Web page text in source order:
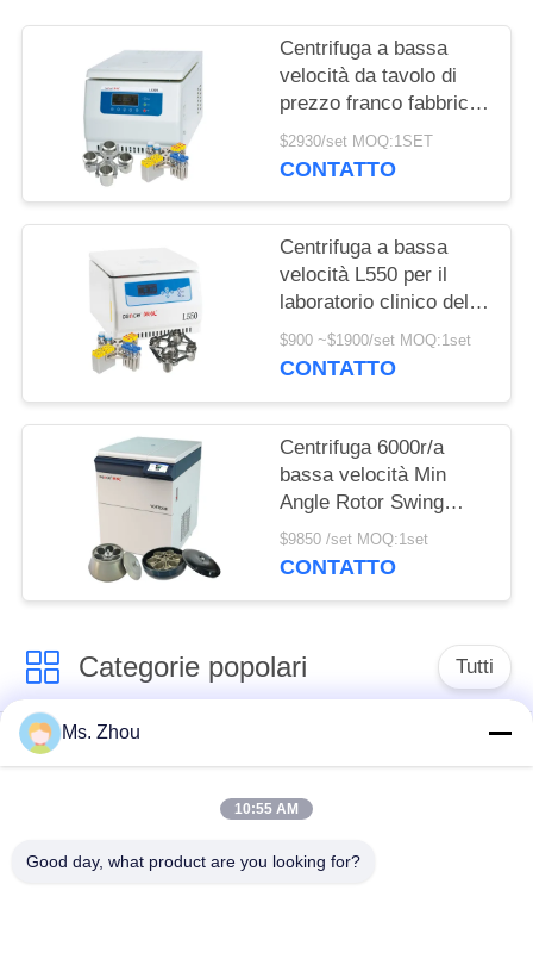
PRIVACY
POLICY
Centrifuga a bassa
velocità da tavolo di
prezzo franco fabbrica
certificata CE con
grande capacità
$2930/set MOQ:1SET
CONTATTO
Centrifuga a bassa
velocità L550 per il
laboratorio clinico della
coltura cellulare e della
medicina
$900 ~$1900/set MOQ:1set
CONTATTO
Centrifuga 6000r/a
bassa velocità Min
Angle Rotor Swing
Rotor del laboratorio di
VORTICE 6K
$9850 /set MOQ:1set
CONTATTO
Categorie popolari Tutti
macchina della
centrifuga del
macchina medica
Centrifuga di PRF di
macchina refrigerata
Ms. Zhou
10:55 AM
Good day, what product are you looking for?